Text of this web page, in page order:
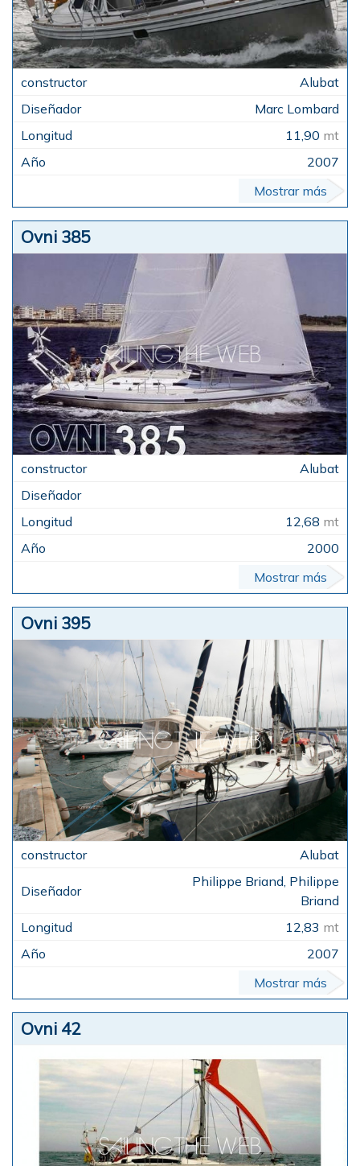
Alubat
Marc Lombard
11,90 mt
2007
Mostrar más
Ovni 385
Alubat
12,68 mt
2000
Mostrar más
Ovni 395
Alubat
Philippe Briand, Philippe
Briand
12,83 mt
2007
Mostrar más
Ovni 42